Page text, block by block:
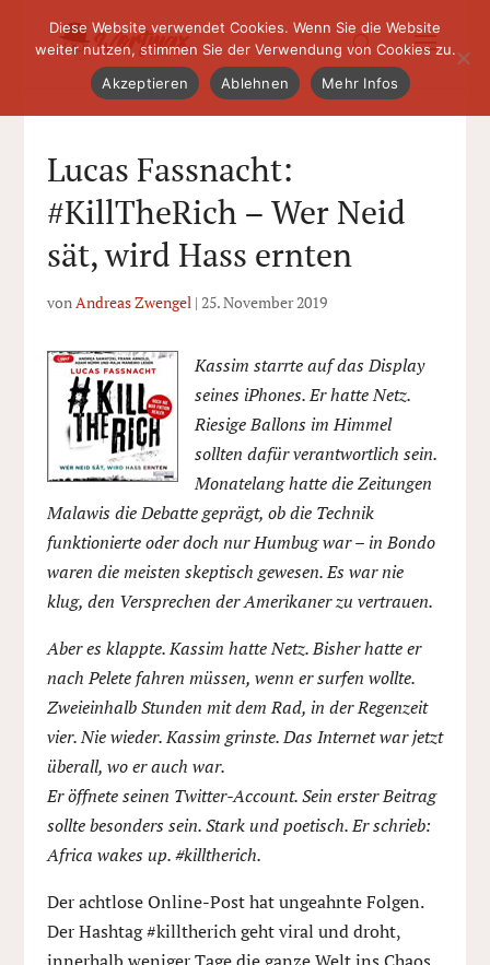
Lucas Fassnacht:
#KillTheRich – Wer Neid
sät, wird Hass ernten
vonAndreas Zwengel| 25. November 2019
Kassim starrte auf das Display
seines iPhones. Er hatte Netz.
Riesige Ballons im Himmel
sollten dafür verantwortlich sein.
Monatelang hatte die Zeitungen
Malawis die Debatte geprägt, ob die Technik
funktionierte oder doch nur Humbug war – in Bondo
waren die meisten skeptisch gewesen. Es war nie
klug, den Versprechen der Amerikaner zu vertrauen.
Aber es klappte. Kassim hatte Netz. Bisher hatte er
nach Pelete fahren müssen, wenn er surfen wollte.
Zweieinhalb Stunden mit dem Rad, in der Regenzeit
vier. Nie wieder. Kassim grinste. Das Internet war jetzt
überall, wo er auch war.
Er öffnete seinen Twitter-Account. Sein erster Beitrag
sollte besonders sein. Stark und poetisch. Er schrieb:
Africa wakes up. #killtherich.
Der achtlose Online-Post hat ungeahnte Folgen.
Der Hashtag #killtherich geht viral und droht,
Diese Website verwendet Cookies. Wenn Sie die Website
weiter nutzen, stimmen Sie der Verwendung von Cookies zu.
Akzeptieren
Ablehnen Mehr Infos